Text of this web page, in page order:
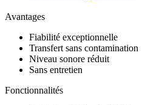
Avantages
Fiabilité exceptionnelle
Transfert sans contamination
Niveau sonore réduit
Sans entretien
Fonctionnalités